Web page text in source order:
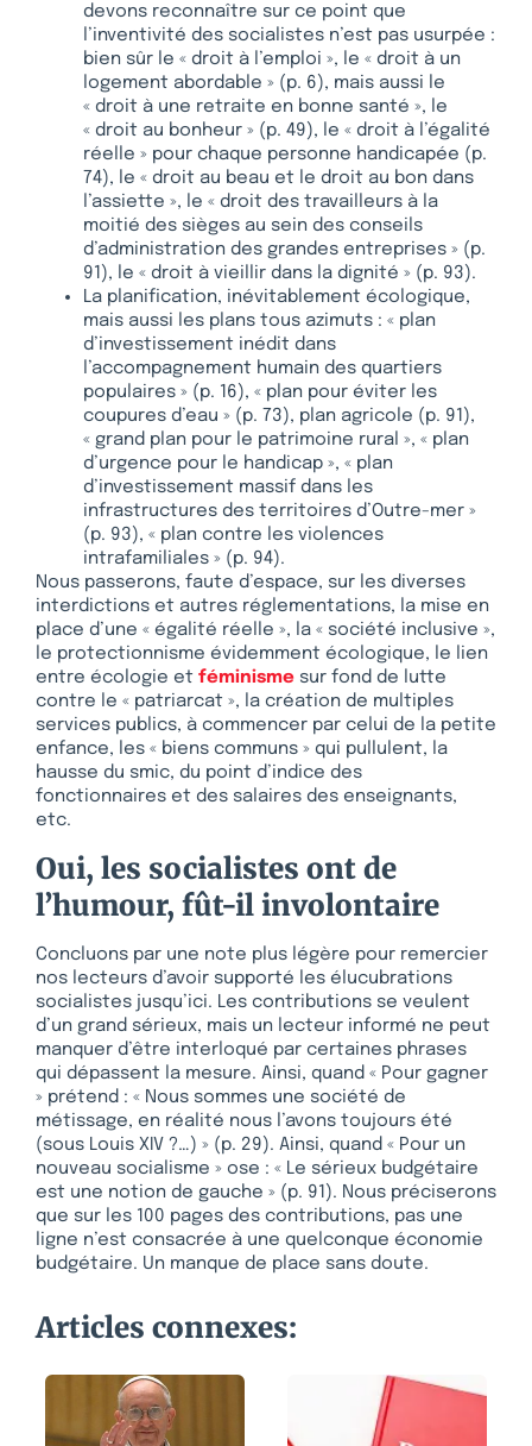
devons reconnaître sur ce point que
l’inventivité des socialistes n’est pas usurpée :
bien sûr le « droit à l’emploi », le « droit à un
logement abordable » (p. 6), mais aussi le
« droit à une retraite en bonne santé », le
« droit au bonheur » (p. 49), le « droit à l’égalité
réelle » pour chaque personne handicapée (p.
74), le « droit au beau et le droit au bon dans
l’assiette », le « droit des travailleurs à la
moitié des sièges au sein des conseils
d’administration des grandes entreprises » (p.
91), le « droit à vieillir dans la dignité » (p. 93).
La planification, inévitablement écologique,
mais aussi les plans tous azimuts : « plan
d’investissement inédit dans
l’accompagnement humain des quartiers
populaires » (p. 16), « plan pour éviter les
coupures d’eau » (p. 73), plan agricole (p. 91),
« grand plan pour le patrimoine rural », « plan
d’urgence pour le handicap », « plan
d’investissement massif dans les
infrastructures des territoires d’Outre-mer »
(p. 93), « plan contre les violences
intrafamiliales » (p. 94).
Nous passerons, faute d’espace, sur les diverses
interdictions et autres réglementations, la mise en
place d’une « égalité réelle », la « société inclusive »,
le protectionnisme évidemment écologique, le lien
entre écologie et féminisme sur fond de lutte
contre le « patriarcat », la création de multiples
services publics, à commencer par celui de la petite
enfance, les « biens communs » qui pullulent, la
hausse du smic, du point d’indice des
fonctionnaires et des salaires des enseignants,
etc.
Oui, les socialistes ont de
l’humour, fût-il involontaire
Concluons par une note plus légère pour remercier
nos lecteurs d’avoir supporté les élucubrations
socialistes jusqu’ici. Les contributions se veulent
d’un grand sérieux, mais un lecteur informé ne peut
manquer d’être interloqué par certaines phrases
qui dépassent la mesure. Ainsi, quand « Pour gagner
» prétend : « Nous sommes une société de
métissage, en réalité nous l’avons toujours été
(sous Louis XIV ?…) » (p. 29). Ainsi, quand « Pour un
nouveau socialisme » ose : « Le sérieux budgétaire
est une notion de gauche » (p. 91). Nous préciserons
que sur les 100 pages des contributions, pas une
ligne n’est consacrée à une quelconque économie
budgétaire. Un manque de place sans doute.
Articles connexes: